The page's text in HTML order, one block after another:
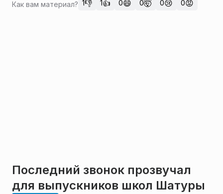
Как вам материал? 1👎 1👍 0😄 0🤯 0😢 0😡
Последний звонок прозвучал
для выпускников школ Шатуры